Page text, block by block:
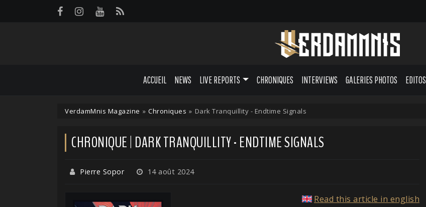
ACCUEIL NEWS LIVE REPORTS CHRONIQUES INTERVIEWS GALERIES PHOTOS EDITOS
VerdamMnis Magazine » Chroniques » Dark Tranquillity - Endtime Signals
CHRONIQUE | DARK TRANQUILLITY - ENDTIME SIGNALS
Pierre Sopor 14 août 2024
Read this article in english
Panneau de gestion des cookies